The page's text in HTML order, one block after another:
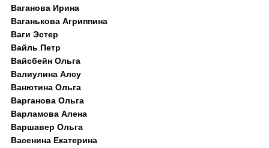
Ваганова Ирина
Ваганькова Агриппина
Ваги Эстер
Вайль Петр
Вайсбейн Ольга
Валиулина Алсу
Ванютина Ольга
Варганова Ольга
Варламова Алена
Варшавер Ольга
Васенина Екатерина